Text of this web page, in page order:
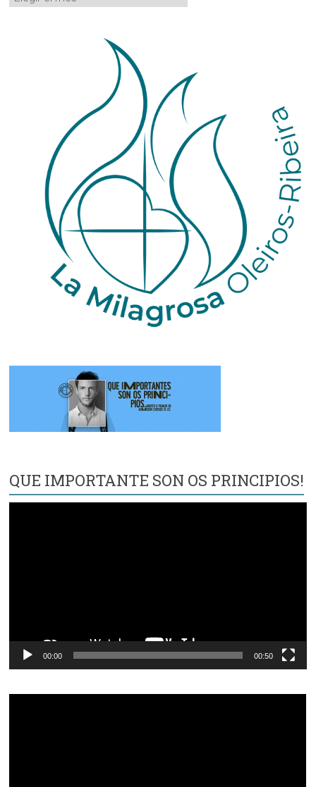
QUE IMPORTANTE SON OS PRINCIPIOS!
00:00 00:50